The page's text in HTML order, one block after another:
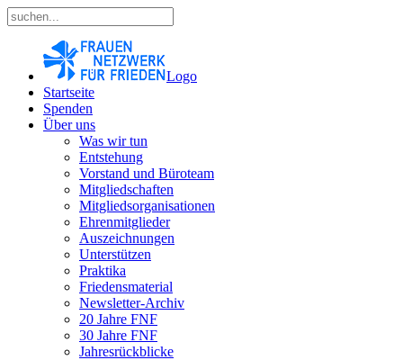
Logo
Startseite
Spenden
Über uns
Was wir tun
Entstehung
Vorstand und Büroteam
Mitgliedschaften
Mitgliedsorganisationen
Ehrenmitglieder
Auszeichnungen
Unterstützen
Praktika
Friedensmaterial
Newsletter-Archiv
20 Jahre FNF
30 Jahre FNF
Jahresrückblicke